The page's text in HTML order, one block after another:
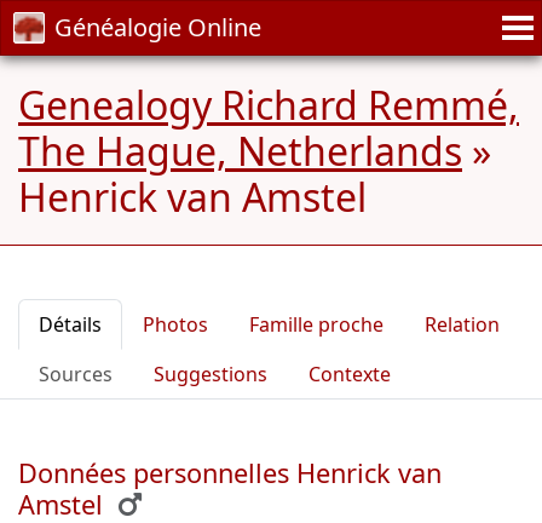
Généalogie Online
Genealogy Richard Remmé,
The Hague, Netherlands »
Henrick van Amstel
Détails Photos Famille proche
Relation
Sources
Suggestions Contexte
Données personnelles Henrick van
Amstel